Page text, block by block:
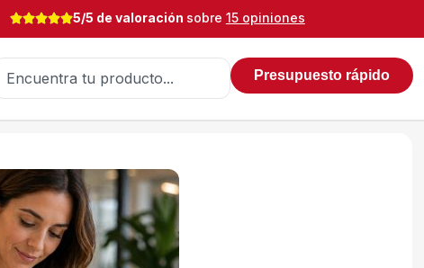
5/5 de valoración sobre 15 opiniones
Presupuesto rápido